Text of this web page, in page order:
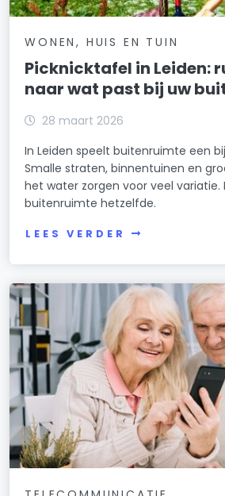
WONEN, HUIS EN TUIN
Picknicktafel in Leiden:
naar wat past bij uw
28 maart 2026
In Leiden speelt buitenruimte een
Smalle straten, binnentuinen en
het water zorgen voor veel variatie.
buitenruimte hetzelfde.
LEES VERDER